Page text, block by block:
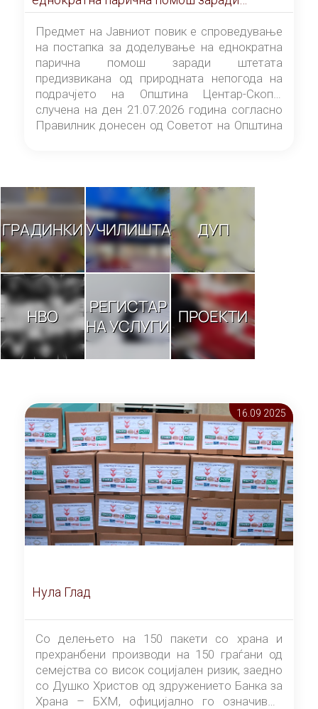
штетата предизвикана од природната
непогода на подрачјето на Општина
Центар-Скопје случена на ден 21.07.2026
година
Предмет на Јавниот повик е спроведување
на постапка за доделување на еднократна
парична помош заради штетата
предизвикана од природната непогода на
подрачјето на Општина Центар-Скопје
случена на ден 21.07.2026 година согласно
Правилник донесен од Советот на Општина
ГРАДИНКИУЧИЛИШТА ДУП
НВО
РЕГИСТАР
НА УСЛУГИ ПРОЕКТИ
16.09 2025
Нула Глад
Со делењето на 150 пакети со храна и
прехранбени производи на 150 граѓани од
семејства со висок социјален ризик, заедно
со Душко Христов од здружението Банка за
Храна – БХМ, официјално го означивме